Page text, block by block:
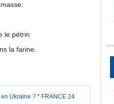
le pétrin
la farine.
Quelle